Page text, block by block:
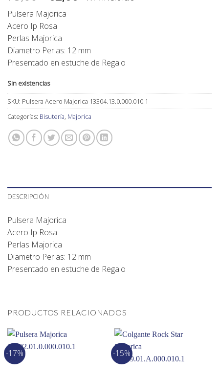
precio
original
era:
75,00€.
Pulsera Majorica
Acero Ip Rosa
Perlas Majorica
Diametro Perlas: 12 mm
Presentado en estuche de Regalo
Sin existencias
SKU: Pulsera Acero Majorica 13304.13.0.000.010.1
Categorías: Bisutería Majorica
DESCRIPCIÓN
Pulsera Majorica
Acero Ip Rosa
Perlas Majorica
Diametro Perlas: 12 mm
Presentado en estuche de Regalo
PRODUCTOS RELACIONADOS
-17% -15%